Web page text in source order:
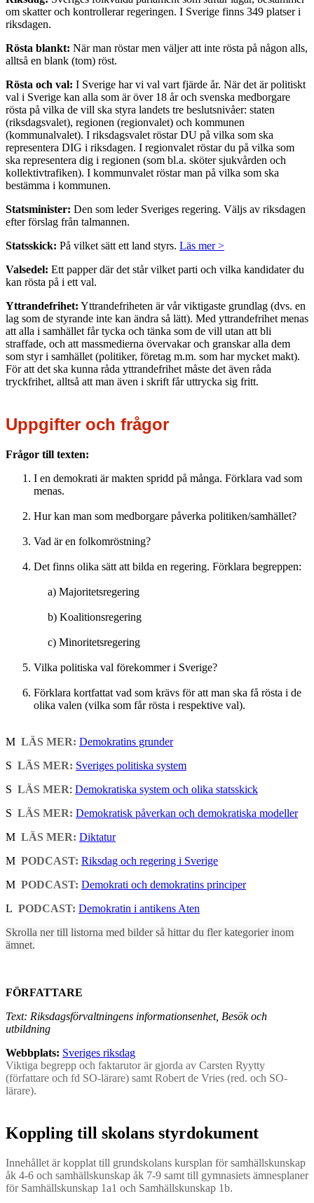
om skatter och kontrollerar regeringen. I Sverige finns 349 platser i
riksdagen.
Rösta blankt: När man röstar men väljer att inte rösta på någon alls,
alltså en blank (tom) röst.
Rösta och val: I Sverige har vi val vart fjärde år. När det är politiskt
val i Sverige kan alla som är över 18 år och svenska medborgare
rösta på vilka de vill ska styra landets tre beslutsnivåer: staten
(riksdagsvalet), regionen (regionvalet) och kommunen
(kommunalvalet). I riksdagsvalet röstar DU på vilka som ska
representera DIG i riksdagen. I regionvalet röstar du på vilka som
ska representera dig i regionen (som bl.a. sköter sjukvården och
kollektivtrafiken). I kommunvalet röstar man på vilka som ska
bestämma i kommunen.
Statsminister: Den som leder Sveriges regering. Väljs av riksdagen
efter förslag från talmannen.
Statsskick: På vilket sätt ett land styrs. Läs mer >
Valsedel: Ett papper där det står vilket parti och vilka kandidater du
kan rösta på i ett val.
Yttrandefrihet: Yttrandefriheten är vår viktigaste grundlag (dvs. en
lag som de styrande inte kan ändra så lätt). Med yttrandefrihet menas
att alla i samhället får tycka och tänka som de vill utan att bli
straffade, och att massmedierna övervakar och granskar alla dem
som styr i samhället (politiker, företag m.m. som har mycket makt).
För att det ska kunna råda yttrandefrihet måste det även råda
tryckfrihet, alltså att man även i skrift får uttrycka sig fritt.
Uppgifter och frågor
Frågor till texten:
I en demokrati är makten spridd på många. Förklara vad som
menas.
Hur kan man som medborgare påverka politiken/samhället?
Vad är en folkomröstning?
Det finns olika sätt att bilda en regering. Förklara begreppen:
a) Majoritetsregering
b) Koalitionsregering
c) Minoritetsregering
Vilka politiska val förekommer i Sverige?
Förklara kortfattat vad som krävs för att man ska få rösta i de
olika valen (vilka som får rösta i respektive val).
M LÄS MER: Demokratins grunder
S LÄS MER: Sveriges politiska system
S LÄS MER: Demokratiska system och olika statsskick
S LÄS MER: Demokratisk påverkan och demokratiska modeller
M LÄS MER: Diktatur
M PODCAST: Riksdag och regering i Sverige
M PODCAST: Demokrati och demokratins principer
L PODCAST: Demokratin i antikens Aten
Skrolla ner till listorna med bilder så hittar du fler kategorier inom
ämnet.
FÖRFATTARE
Text: Riksdagsförvaltningens informationsenhet, Besök och
utbildning
Webbplats: Sveriges riksdag
Viktiga begrepp och faktarutor är gjorda av Carsten Ryytty
(författare och fd SO-lärare) samt Robert de Vries (red. och SO-
lärare).
Koppling till skolans styrdokument
Innehållet är kopplat till grundskolans kursplan för samhällskunskap
åk 4-6 och samhällskunskap åk 7-9 samt till gymnasiets ämnesplaner
för Samhällskunskap 1a1 och Samhällskunskap 1b.